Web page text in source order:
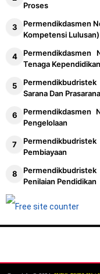
Permendikbud
Juknis TPG
Standar Teknis
Standar Proses
Proses
Permendikdasmen
Kompetensi Lulusan)
Permendikdasmen
Tenaga Kependidikan
Sarana Dan Prasarana
Permendikdasmen
Pengelolaan
Pembiayaan
Penilaian Pendidikan